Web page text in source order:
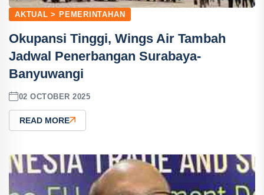
AKTUAL > PEMERINTAHAN
Okupansi Tinggi, Wings Air Tambah
Jadwal Penerbangan Surabaya-
Banyuwangi
02 OCTOBER 2025
READ MORE